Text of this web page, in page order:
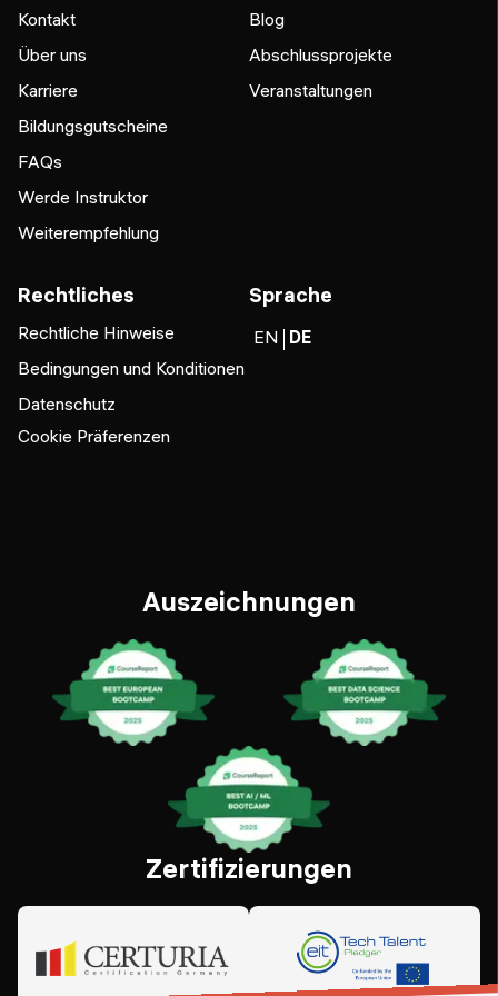
Kontakt
Über uns
Karriere
Bildungsgutscheine
FAQs
Werde Instruktor
Weiterempfehlung
Blog
Abschlussprojekte
Veranstaltungen
Rechtliches
Rechtliche Hinweise
Bedingungen und Konditionen
Datenschutz
Cookie Präferenzen
Sprache
EN DE
Auszeichnungen
Zertifizierungen